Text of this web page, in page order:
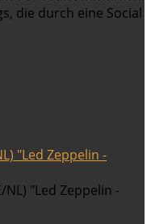
die durch eine Social
"Led Zeppelin -